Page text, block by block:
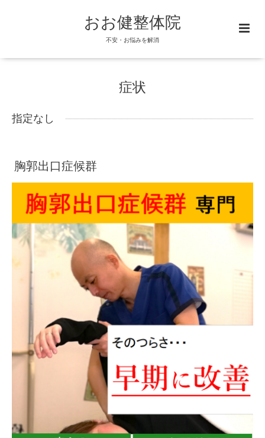
おお健整体院
不安・お悩みを解消
症状
指定なし
胸郭出口症候群